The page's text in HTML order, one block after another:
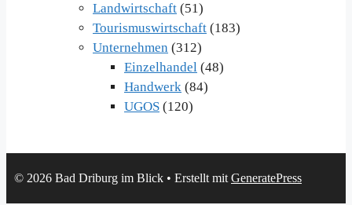
Landwirtschaft (51)
Tourismuswirtschaft (183)
Unternehmen (312)
Einzelhandel (48)
Handwerk (84)
UGOS (120)
© 2026 Bad Driburg im Blick • Erstellt mit GeneratePress